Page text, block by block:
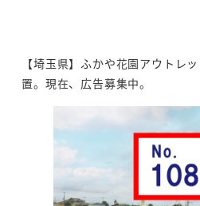
【埼玉県】ふかや花園アウトレ
置。現在、広告募集中。